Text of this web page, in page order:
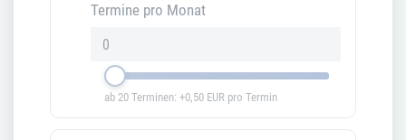
Termine pro Monat
ab 20 Terminen: +0,50 EUR pro Termin